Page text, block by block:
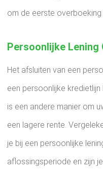
om de eerste overboeking
Persoonlijke Lening
Het afsluiten van een
een persoonlijke
is een andere manier om
een lagere rente.
je bij een persoonlijke
aflossingsperiode en zijn